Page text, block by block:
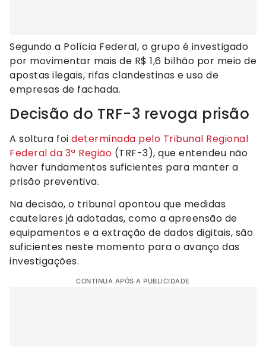
Segundo a Polícia Federal, o grupo é investigado
por movimentar mais de R$ 1,6 bilhão por meio de
apostas ilegais, rifas clandestinas e uso de
empresas de fachada.
Decisão do TRF-3 revoga prisão
A soltura foi determinada pelo Tribunal Regional
Federal da 3ª Região (TRF-3), que entendeu não
haver fundamentos suficientes para manter a
prisão preventiva.
Na decisão, o tribunal apontou que medidas
cautelares já adotadas, como a apreensão de
equipamentos e a extração de dados digitais, são
suficientes neste momento para o avanço das
investigações.
CONTINUA APÓS A PUBLICIDADE